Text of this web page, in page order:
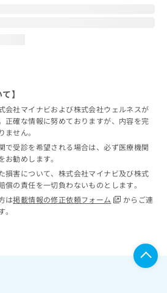
】
会社マイナビおよび株式会社ウェルネスが
正確な情報に努めておりますが、内容を完
せん。
で受診を希望される場合は、必ず医療機関
勧めします。
損害について、株式会社マイナビ及び株式
の責任を一切負わないものとします。
は掲載情報の修正依頼フォーム
からご連